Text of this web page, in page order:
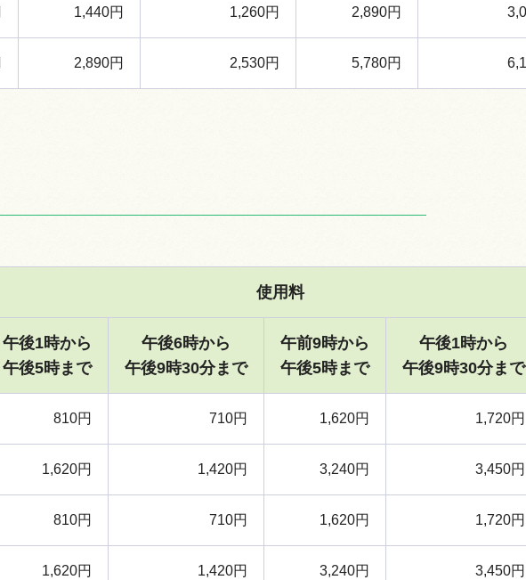
1,440円 1,260円 2,890円
2,890円 2,530円 5,780円
使用料
午後1時から
午後5時まで
午後6時から
午後9時30分まで
午前9時から
午後5時まで
午後1時から
午後9時30分まで
810円 710円 1,620円 1,720円
1,620円 1,420円 3,240円 3,450円
810円 710円 1,620円 1,720円
1,620円 1,420円 3,240円 3,450円